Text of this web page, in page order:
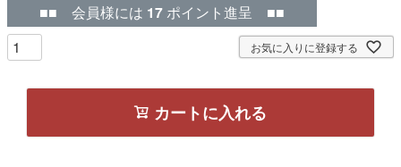
■■ 会員様には 17 ポイント進呈 ■■
お気に入りに登録する
カートに入れる